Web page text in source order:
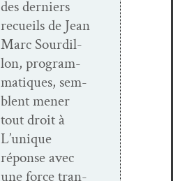
des derniers
recueils de Jean
Marc Sour­dil­
lon, pro­gram­
ma­tiques, sem­
blent men­er
tout droit à
L’unique
réponse avec
une force tran­